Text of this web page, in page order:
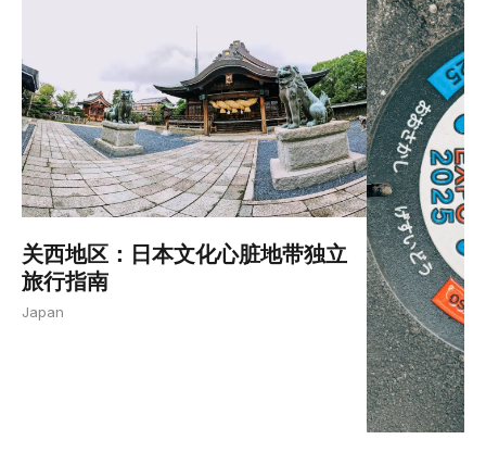
关西地区：日本文化心脏地带独立
旅行指南
Japan